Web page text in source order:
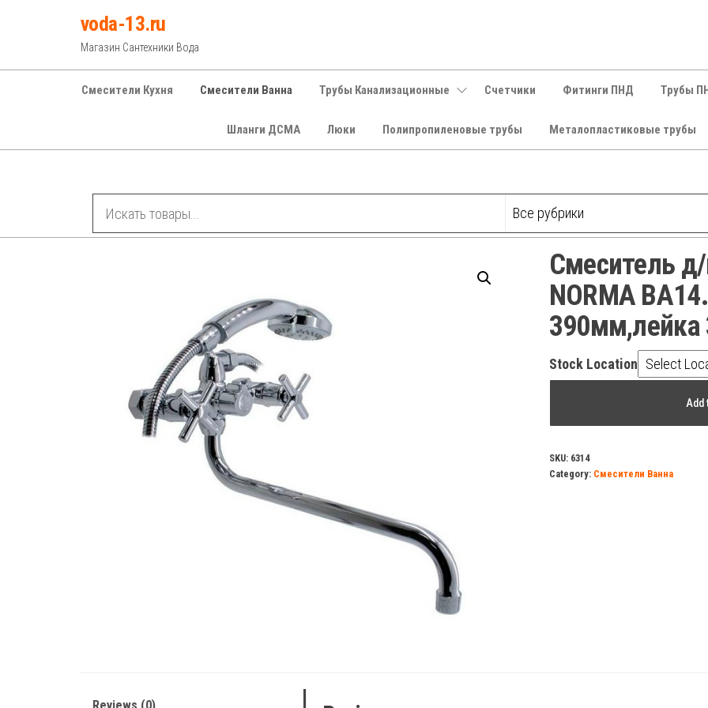
voda-13.ru
Магазин Сантехники Вода
Смесители Кухня Смесители Ванна Трубы Канализационные Счетчики Фитинги ПНД Трубы
Шланги ДСМА Люки Полипропиленовые трубы Металопластиковые трубы
Смеситель
NORMA
Stock Location
DAMENTO
NORMA
Add
SKU: 6314
Category: Смесители Ванна